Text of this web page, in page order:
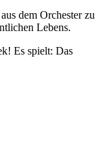
dem Orchester zu
Lebens.
Es spielt: Das